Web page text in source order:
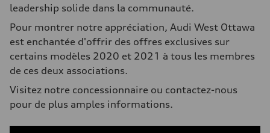
leadership solide dans la communauté.
Pour montrer notre appréciation, Audi West Ottawa
est enchantée d'offrir des offres exclusives sur
certains modèles 2020 et 2021 à tous les membres
de ces deux associations.
Visitez notre concessionnaire ou contactez-nous
pour de plus amples informations.